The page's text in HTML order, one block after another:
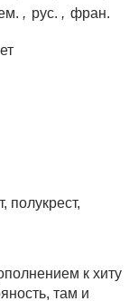
, рус. , фран.
полукрест,
к хиту
там и